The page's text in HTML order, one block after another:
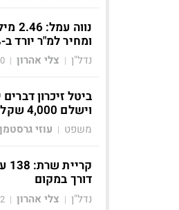
ומחיר למ"ר יורד ב-6%
נדל"ן | צלי אהרון |
ביטל זיכרון
וישלם 4,000 שקל
משפט | עוזי גרסטמן
דורך במקום
נדל"ן | צלי אהרון |